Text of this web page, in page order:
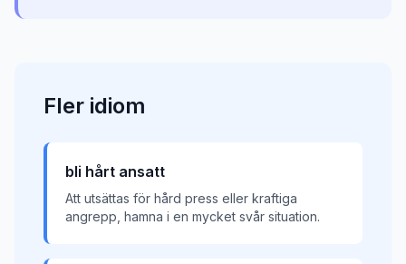
Fler idiom
bli hårt ansatt
Att utsättas för hård press eller kraftiga
angrepp, hamna i en mycket svår situation.